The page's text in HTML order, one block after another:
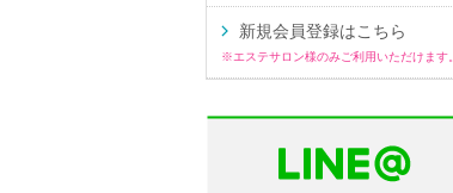
新規会員登録はこちら
※エステサロン様のみご利用いただけます。